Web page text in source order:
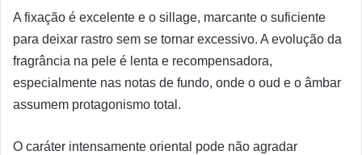
A fixação é excelente e o sillage, marcante o suficiente
para deixar rastro sem se tornar excessivo. A evolução da
fragrância na pele é lenta e recompensadora,
especialmente nas notas de fundo, onde o oud e o âmbar
assumem protagonismo total.
O caráter intensamente oriental pode não agradar